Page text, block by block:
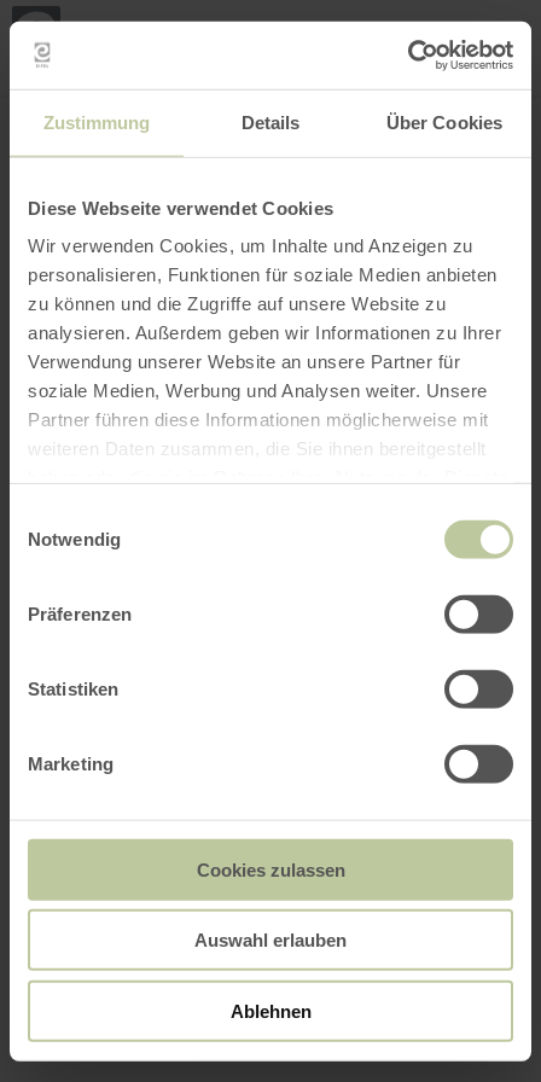
Zustimmung Details Über Cookies
Diese Webseite verwendet Cookies
Wir verwenden Cookies, um Inhalte und Anzeigen zu
personalisieren, Funktionen für soziale Medien anbieten
zu können und die Zugriffe auf unsere Website zu
analysieren. Außerdem geben wir Informationen zu Ihrer
Verwendung unserer Website an unsere Partner für
soziale Medien, Werbung und Analysen weiter. Unsere
Partner führen diese Informationen möglicherweise mit
weiteren Daten zusammen, die Sie ihnen bereitgestellt
Notwendig
Präferenzen
Statistiken
Marketing
Cookies zulassen
Auswahl erlauben
Ablehnen
INTERACTIEVE KAART
Mijn
Filter openen